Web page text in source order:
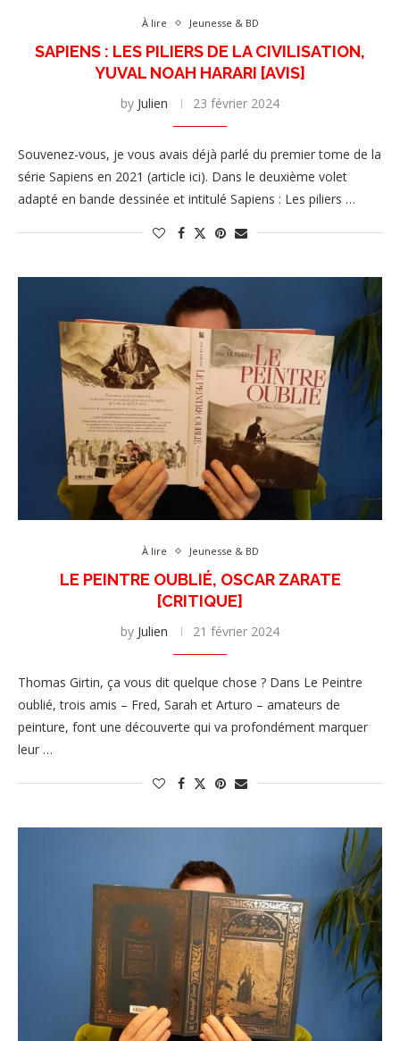
À lire Jeunesse & BD
SAPIENS : LES PILIERS DE LA CIVILISATION,
YUVAL NOAH HARARI [AVIS]
by Julien 23 février 2024
Souvenez-vous, je vous avais déjà parlé du premier tome de la
série Sapiens en 2021 (article ici). Dans le deuxième volet
adapté en bande dessinée et intitulé Sapiens : Les piliers …
À lire Jeunesse & BD
LE PEINTRE OUBLIÉ, OSCAR ZARATE
[CRITIQUE]
by Julien 21 février 2024
Thomas Girtin, ça vous dit quelque chose ? Dans Le Peintre
oublié, trois amis – Fred, Sarah et Arturo – amateurs de
peinture, font une découverte qui va profondément marquer
leur …